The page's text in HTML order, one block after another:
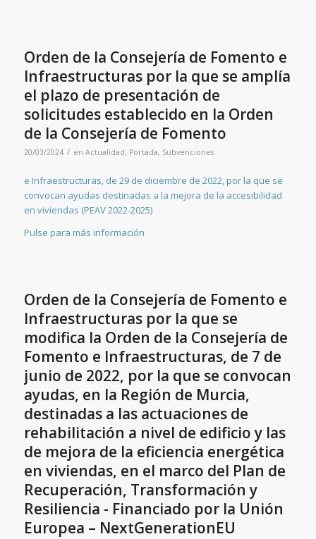
Orden de la Consejería de Fomento e
Infraestructuras por la que se amplía
el plazo de presentación de
solicitudes establecido en la Orden
de la Consejería de Fomento
20/03/2024 / en Actualidad, Portada, Subvenciones
e Infraestructuras, de 29 de diciembre de 2022, por la que se
convocan ayudas destinadas a la mejora de la accesibilidad
en viviendas (PEAV 2022-2025)
Pulse para más información
Orden de la Consejería de Fomento e
Infraestructuras por la que se
modifica la Orden de la Consejería de
Fomento e Infraestructuras, de 7 de
junio de 2022, por la que se convocan
ayudas, en la Región de Murcia,
destinadas a las actuaciones de
rehabilitación a nivel de edificio y las
de mejora de la eficiencia energética
en viviendas, en el marco del Plan de
Recuperación, Transformación y
Resiliencia - Financiado por la Unión
Europea – NextGenerationEU